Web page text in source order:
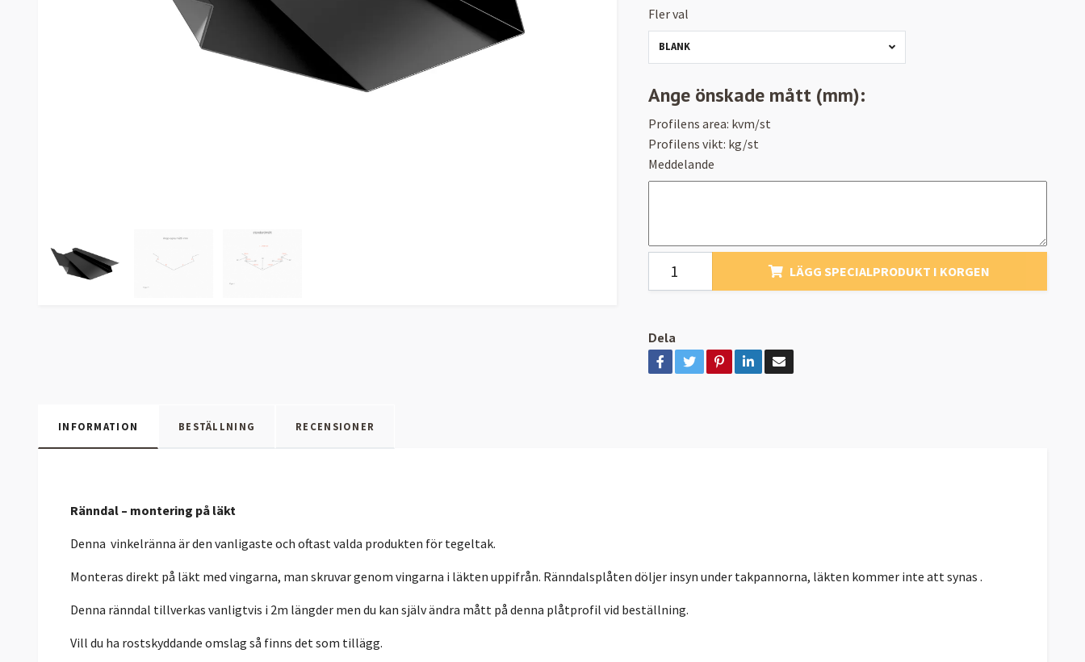
Fler val
BLANK
Ange önskade mått (mm):
Profilens area: kvm/st
Profilens vikt: kg/st
Meddelande
LÄGG SPECIALPRODUKT I KORGEN
Dela
INFORMATION BESTÄLLNING RECENSIONER
Ränndal – montering på läkt
Denna vinkelränna är den vanligaste och oftast valda produkten för tegeltak.
Monteras direkt på läkt med vingarna, man skruvar genom vingarna i läkten uppifrån. Ränndalsplåten döljer insyn under takpannorna, läkten kommer inte att synas .
Denna ränndal tillverkas vanligtvis i 2m längder men du kan själv ändra mått på denna plåtprofil vid beställning.
Vill du ha rostskyddande omslag så finns det som tillägg.